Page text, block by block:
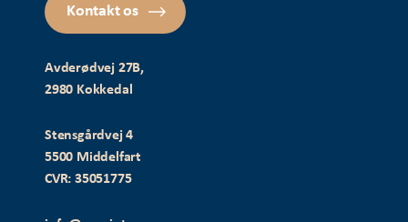
Avderødvej 27B,
2980 Kokkedal
Stensgårdvej 4
5500 Middelfart
CVR: 35051775
Kontakt os